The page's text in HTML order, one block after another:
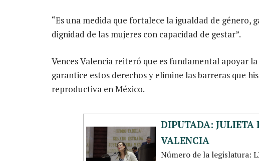
“Es una medida que fortalece la igualdad de género,
dignidad de las mujeres con capacidad de gestar”.
Vences Valencia reiteró que es fundamental apoyar
garantice estos derechos y elimine las barreras que
reproductiva en México.
DIPUTADA: JULIETA
VALENCIA
Número de la legislatura: